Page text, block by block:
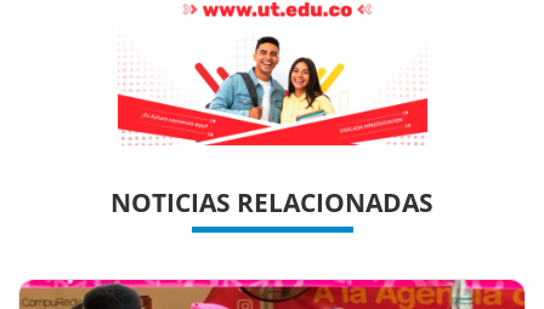
NOTICIAS RELACIONADAS